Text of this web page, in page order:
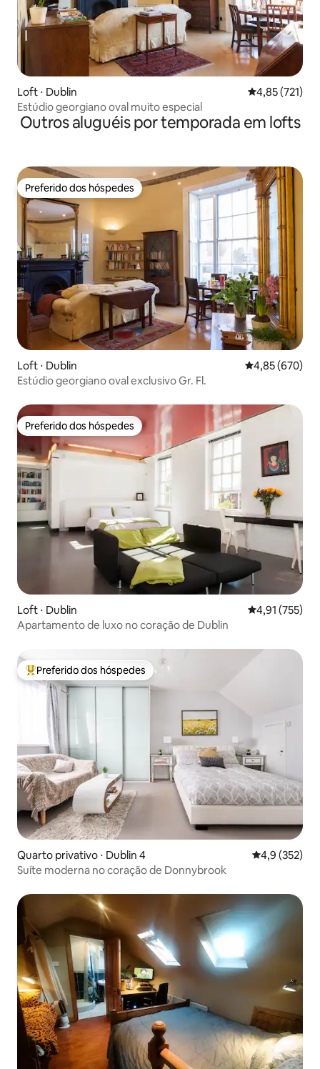
Loft ⋅ Dublin 4,85 de uma
4,85 (721)
Estúdio georgiano oval muito especial
Outros aluguéis por temporada em lofts
Preferido dos hóspedes
Preferido dos hóspedes
Loft ⋅ Dublin 4,85 de uma
4,85 (670)
Estúdio georgiano oval exclusivo Gr. Fl.
Preferido dos hóspedes
Preferido dos hóspedes
Loft ⋅ Dublin 4,91 de uma
4,91 (755)
Apartamento de luxo no coração de Dublin
Entre os melhores preferidos dos hóspedes
Preferido dos hóspedes
Quarto privativo ⋅ Dublin 4 4,9 de uma
4,9 (352)
Suíte moderna no coração de Donnybrook